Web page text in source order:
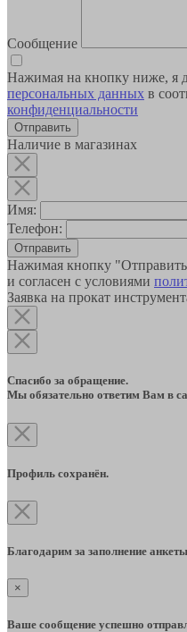
Сообщение
Нажимая на кнопку ниже, я
персональных данных в
конфиденциальности
Наличие в магазинах
Имя:
Телефон:
Отправить
Нажимая кнопку
и согласен с условиями
Заявка на прокат
Спасибо за обращение.
Мы обязательно ответим Вам в
Профиль сохранён.
Благодарим за заполнение
×
Ваше сообщение успешно